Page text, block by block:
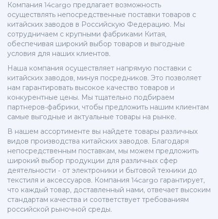
Компания 14cargo предлагает возможность
осуществлять непосредственные поставки товаров с
китайских заводов в Российскую Федерацию. Мы
сотрудничаем с крупными фабриками Китая,
обеспечивая широкий выбор товаров и выгодные
условия для наших клиентов.
Наша компания осуществляет напрямую поставки с
китайских заводов, минуя посредников. Это позволяет
нам гарантировать высокое качество товаров и
конкурентные цены. Мы тщательно подбираем
партнеров-фабрики, чтобы предложить нашим клиентам
самые выгодные и актуальные товары на рынке.
В нашем ассортименте вы найдете товары различных
видов производства китайских заводов. Благодаря
непосредственным поставкам, мы можем предложить
широкий выбор продукции для различных сфер
деятельности - от электроники и бытовой техники до
текстиля и аксессуаров. Компания 14cargo гарантирует,
что каждый товар, доставленный нами, отвечает высоким
стандартам качества и соответствует требованиям
российской рыночной среды.